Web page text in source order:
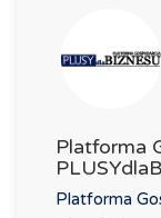
Platforma
Platforma